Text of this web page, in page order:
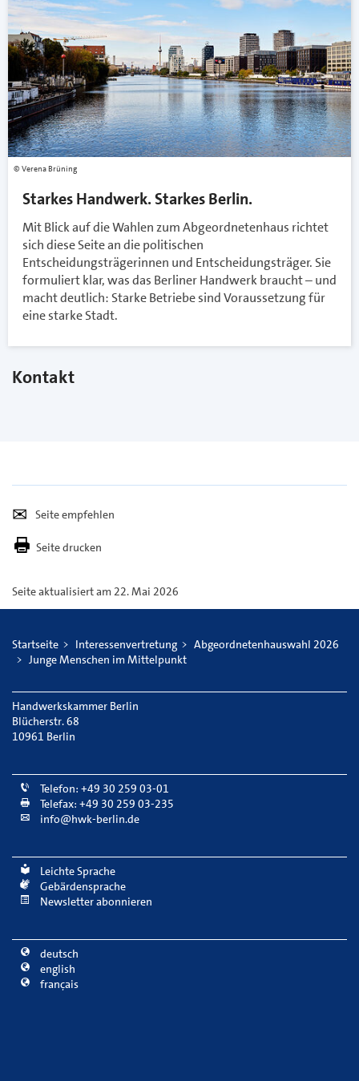
Verena Brüning
Starkes Handwerk. Starkes Berlin.
Mit Blick auf die Wahlen zum Abgeordnetenhaus richtet
sich diese Seite an die politischen
Entscheidungsträgerinnen und Entscheidungsträger. Sie
formuliert klar, was das Berliner Handwerk braucht – und
macht deutlich: Starke Betriebe sind Voraussetzung für
eine starke Stadt.
Kontakt
empfehlen
Per
E-
versenden
Seite drucken
Seite aktualisiert am 22. Mai 2026
Startseite Interessenvertretung
Abgeordnetenhauswahl 2026
Junge Menschen im Mittelpunkt
Handwerkskammer Berlin
Blücherstr. 68
10961 Berlin
Telefon: +49 30 259 03-01
Telefax: +49 30 259 03-235
info@hwk-berlin.de
Leichte Sprache
Gebärdensprache
Newsletter abonnieren
deutsch
english
français